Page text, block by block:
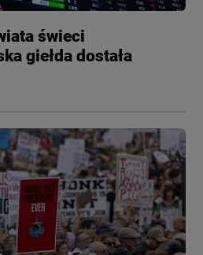
świeci
giełda dostała